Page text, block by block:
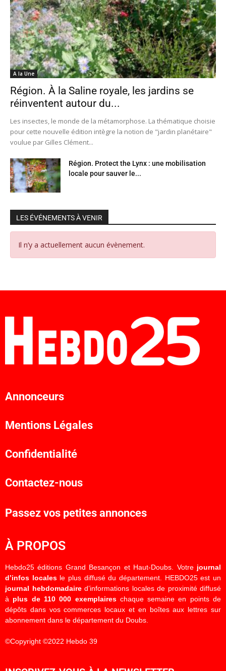
A la Une
Région. À la Saline royale, les jardins se
réinventent autour du...
Les insectes, le monde de la métamorphose. La thématique choisie
pour cette nouvelle édition intègre la notion de "jardin planétaire"
voulue par Gilles Clément...
Région. Protect the Lynx : une mobilisation
locale pour sauver le...
LES ÉVÉNEMENTS À VENIR
Il n’y a actuellement aucun évènement.
Annonceurs
Mentions Légales
Confidentialité
Contactez-nous
Passez vos petites annonces
À PROPOS
Hebdo25 éditions Grand Besançon et Haut-Doubs. Votre journal
d’infos localesle plus diffusé du département. HEBDO25 est un
journal hebdomadaired’informations locales de proximité diffusé
à plus de 110 000 exemplaireschaque semaine en points de
dépôts dans vos commerces locaux et en boîtes aux lettres sur
abonnement dans le département du Doubs.
©Copyright ©2022 Hebdo 39